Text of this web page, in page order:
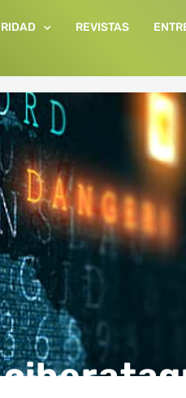
REVISTAS